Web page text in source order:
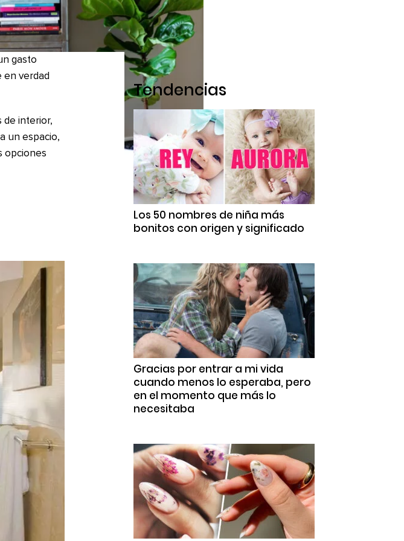
gasto
en verdad
de interior,
un espacio,
opciones
Tendencias
Los 50 nombres de niña más
bonitos con origen y significado
Gracias por entrar a mi vida
cuando menos lo esperaba, pero
en el momento que más lo
necesitaba